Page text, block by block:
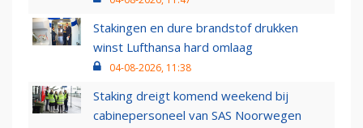
Stakingen en dure brandstof drukken
winst Lufthansa hard omlaag
04-08-2026, 11:38
Staking dreigt komend weekend bij
cabinepersoneel van SAS Noorwegen